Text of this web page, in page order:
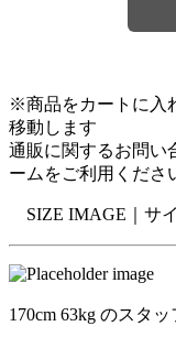
※商品をカートに入
移動します
通販に関するお問い
ームをご利用くださ
SIZE IMAGE｜ サ
170cm 63kg のスタ